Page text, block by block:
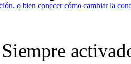
o bien conocer cómo cambiar la
Siempre